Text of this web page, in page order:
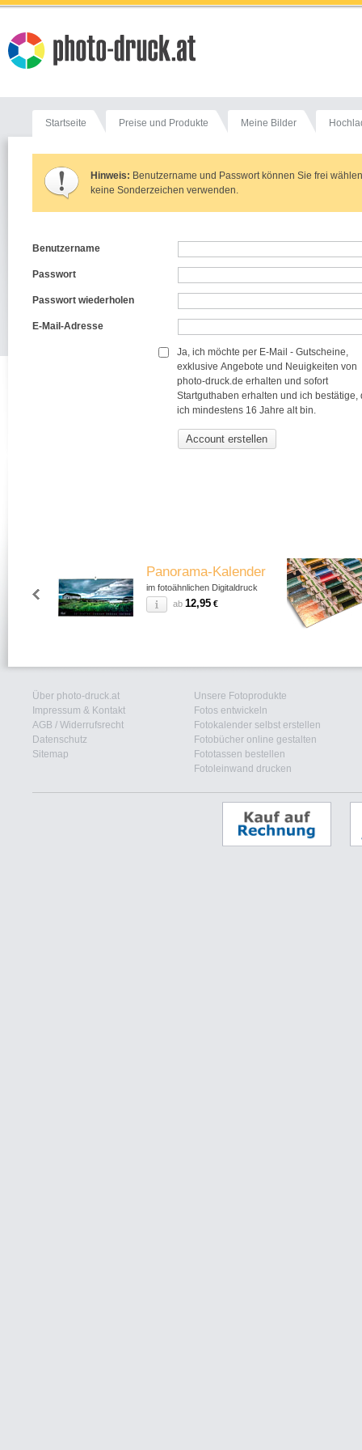
Startseite Preise und Produkte Meine Bilder
Hinweis: Benutzername und Passwort können Sie frei
keine Sonderzeichen verwenden.
Benutzername
Passwort
Passwort wiederholen
E-Mail-Adresse
Ja, ich möchte per E-Mail - Gutscheine,
exklusive Angebote und Neuigkeiten von
photo-druck.de erhalten und sofort
Startguthaben erhalten und ich bestätige,
ich mindestens 16 Jahre alt bin.
Account erstellen
Panorama-Kalender
im fotoähnlichen Digitaldruck
ab 12,95 €
Über photo-druck.at
Impressum & Kontakt
AGB / Widerrufsrecht
Datenschutz
Sitemap
Unsere Fotoprodukte
Fotos entwickeln
Fotokalender selbst erstellen
Fotobücher online gestalten
Fototassen bestellen
Fotoleinwand drucken